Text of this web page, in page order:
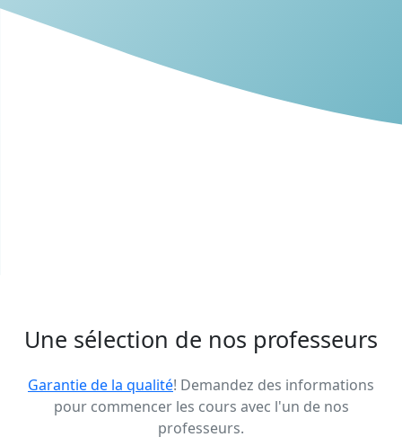
Une sélection de nos professeurs
Garantie de la qualité! Demandez des informations
pour commencer les cours avec l'un de nos
professeurs.